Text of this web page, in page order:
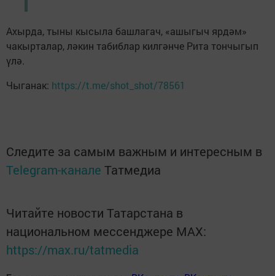
Ахырда, тыны кысыла башлагач, «ашыгыч ярдәм»
чакырталар, ләкин табиблар килгәнче Рита тончыгып
үлә.
Чыганак: https://t.me/shot_shot/78561
Следите за самым важным и интересным в
Telegram-канале Татмедиа
Читайте новости Татарстана в
национальном мессенджере MАХ:
https://max.ru/tatmedia